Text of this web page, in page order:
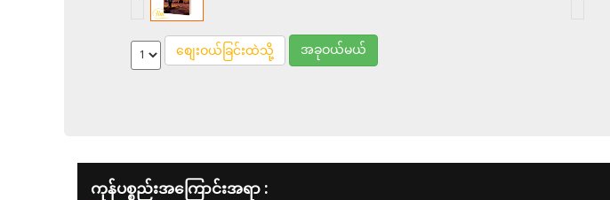
စျေးဝယ်ခြင်းထဲသို့ အခုဝယ်မယ်
ကုန်ပစ္စည်းအကြောင်းအရာ :